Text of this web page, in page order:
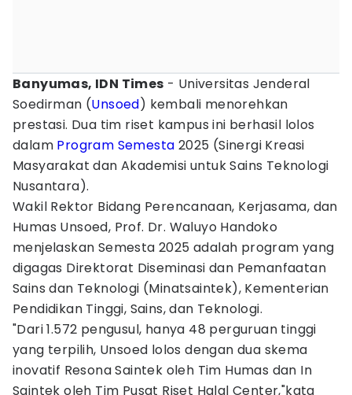
Banyumas, IDN Times - Universitas Jenderal
Soedirman (Unsoed) kembali menorehkan
prestasi. Dua tim riset kampus ini berhasil lolos
dalam Program Semesta 2025 (Sinergi Kreasi
Masyarakat dan Akademisi untuk Sains Teknologi
Nusantara).
Wakil Rektor Bidang Perencanaan, Kerjasama, dan
Humas Unsoed, Prof. Dr. Waluyo Handoko
menjelaskan Semesta 2025 adalah program yang
digagas Direktorat Diseminasi dan Pemanfaatan
Sains dan Teknologi (Minatsaintek), Kementerian
Pendidikan Tinggi, Sains, dan Teknologi.
"Dari 1.572 pengusul, hanya 48 perguruan tinggi
yang terpilih, Unsoed lolos dengan dua skema
inovatif Resona Saintek oleh Tim Humas dan In
Saintek oleh Tim Pusat Riset Halal Center,"kata